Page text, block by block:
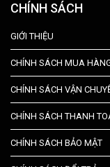
CHÍNH SÁCH
GIỚI THIỆU
CHÍNH SÁCH MUA
CHÍNH SÁCH VẬN
CHÍNH SÁCH THANH
CHÍNH SÁCH BẢO MẬT